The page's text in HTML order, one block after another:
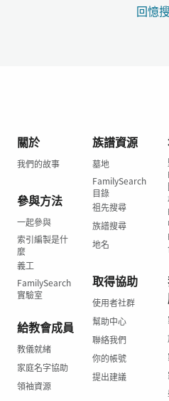
回憶
關於
我們的故事
參與方法
一起參與
索引編製是什
麼
義工
FamilySearch
實驗室
給教會成員
教儀就緒
家庭名字協助
領袖資源
族譜資源
墓地
FamilySearch
目錄
祖先搜尋
族譜搜尋
地名
取得協助
使用者社群
幫助中心
聯絡我們
你的帳號
提出建議